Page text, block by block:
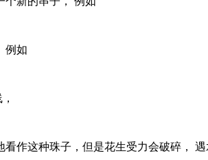
例如
作这种珠子，但是花生受力会破碎， 遇